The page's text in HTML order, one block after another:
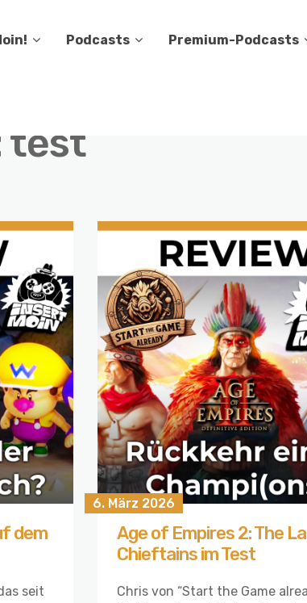
Podcasts Premium-Podcasts
test
dem
seit
6. März 2026
Age of Empires 2: The
Chieftains im Test
Chris von “Start the Game